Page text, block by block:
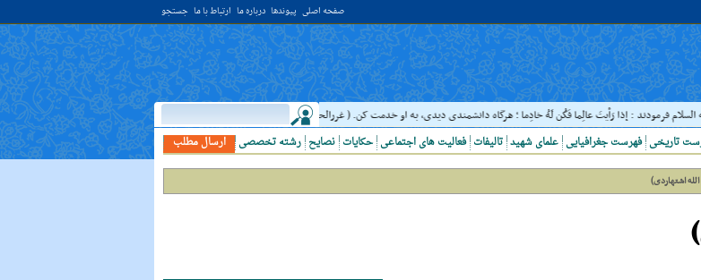
صفحه اصلی پیوندها درباره ما ارتباط با ما جستجو
: إذا رَأيتَ عالِما فَکُن لَهُ خادِما ؛ هرگاه دانشمندى ديدى، به او خدمت کن. ( غررالحکم ح ۴۰۴۴ )
امام علي (عليه السلام) فرمودند: النَّظرُ إلي
ارسال مطلب
رشته تخصصی نصایح حکایات فعالیت های اجتماعی تالیفات علمای شهید فهرست جغرافیایی تاریخی
اشتهاردی)